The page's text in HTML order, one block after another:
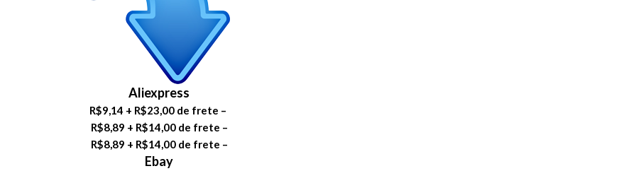
Aliexpress
R$9,14 + R$23,00 de frete –
R$8,89 + R$14,00 de frete –
R$8,89 + R$14,00 de frete –
Ebay